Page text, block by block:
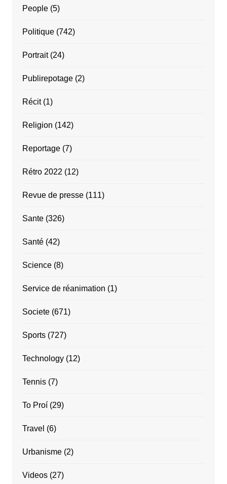
People(5)
Politique(742)
Portrait(24)
Publirepotage(2)
Récit(1)
Religion (142)
Reportage(7)
Rétro 2022 (12)
Revue de presse(111)
Sante(326)
Santé(42)
Science(8)
Service de réanimation (1)
Societe(671)
Sports(727)
Technology(12)
Tennis(7)
To Proí(29)
Travel (6)
Urbanisme(2)
Videos(27)